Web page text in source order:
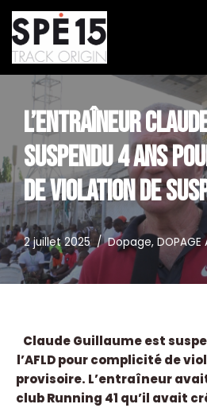
Aller
au
contenu
L’ENTRAÎNEUR
SUSPENDU 4 ANS
DE VIOLATION DE
2 juillet 2025 Dopage, DOPAGE
Claude Guillaume est
l’AFLD pour complicité de
provisoire. L’entraîneur
club Running 41 qu’il avait